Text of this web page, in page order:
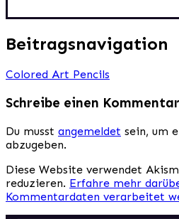
Beitragsnavigation
Colored Art Pencils
Schreibe einen Kommentar
Du musst angemeldet sein, um
abzugeben.
Diese Website verwendet
reduzieren. Erfahre mehr
Kommentardaten verarbeitet